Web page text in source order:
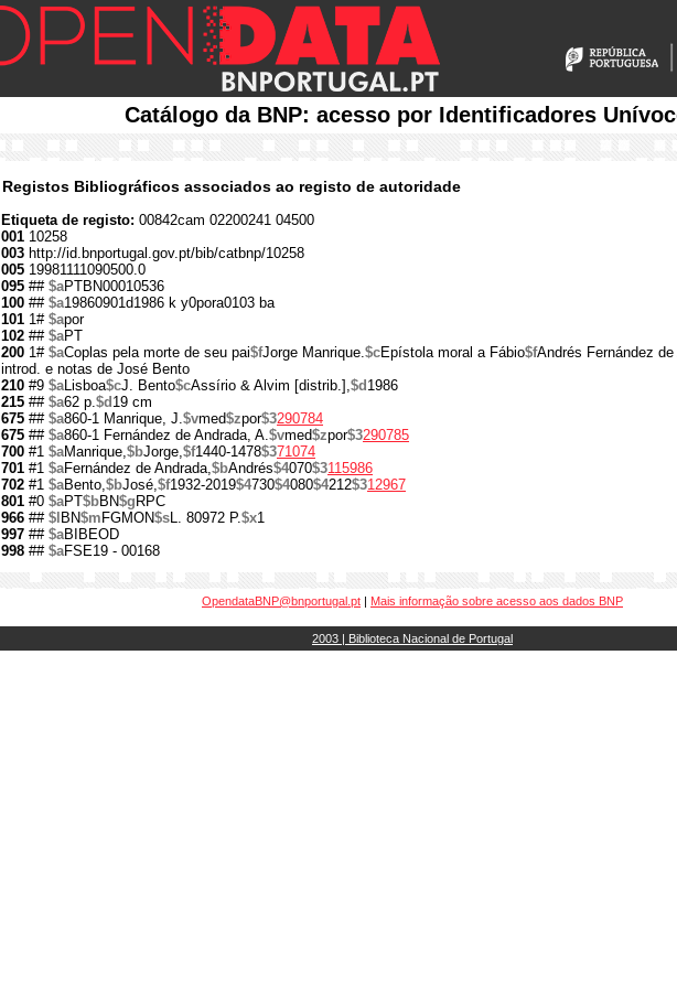
Catálogo da BNP: acesso por Identificadores
Registos Bibliográficos associados ao registo de autoridade
Etiqueta de registo: 00842cam 02200241 04500
001 10258
003 http://id.bnportugal.gov.pt/bib/catbnp/10258
005 19981111090500.0
095 ## $aPTBN00010536
100 ## $a19860901d1986 k y0pora0103 ba
101 1# $apor
102 ## $aPT
200 1# $aCoplas pela morte de seu pai$fJorge Manrique.$cEpístola moral a Fábio$fAndrés Fernández de
introd. e notas de José Bento
210 #9 $aLisboa$cJ. Bento$cAssírio & Alvim [distrib.],$d 1986
215 ## $a62 p.$d 19 cm
675 ## $a860-1 Manrique, J.$vmed$zpor$3290784
675 ## $a860-1 Fernández de Andrada, A.$vmed$zpor$3290785
700 #1 $aManrique,$bJorge,$f1440-1478$371074
701 #1 $aFernández de Andrada,$bAndrés$4070$3115986
702 #1 $aBento,$bJosé,$f1932-2019$4730$4080$4212$312967
801 #0 $aPT$bBN$g RPC
966 ## $l BN$m FGMON$sL. 80972 P.$x1
997 ## $aBIBEOD
998 ## $aFSE19 - 00168
OpendataBNP@bnportugal.pt | Mais informação sobre acesso aos dados BNP
2003 | Biblioteca Nacional de Portugal